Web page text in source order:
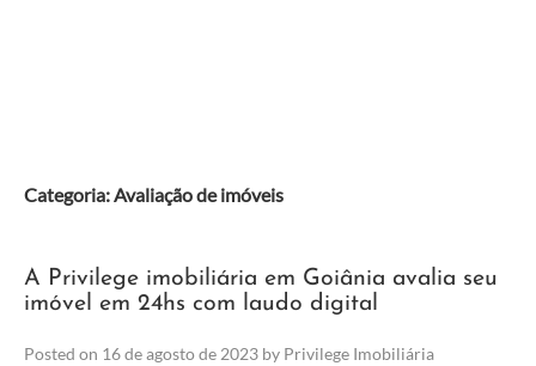
Categoria:Avaliação de imóveis
A Privilege imobiliária em Goiânia avalia seu
imóvel em 24hs com laudo digital
Posted on 16 de agosto de 2023 by Privilege Imobiliária